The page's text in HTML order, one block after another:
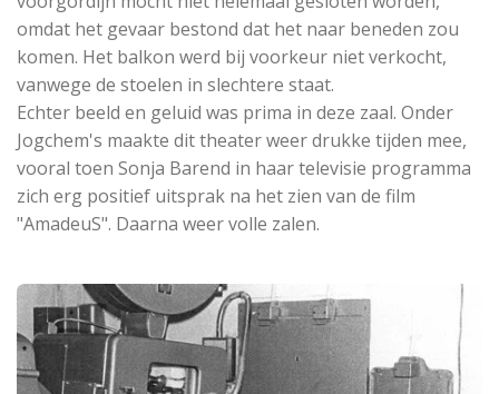
omdat het gevaar bestond dat het naar beneden zou
komen. Het balkon werd bij voorkeur niet verkocht,
vanwege de stoelen in slechtere staat.
Echter beeld en geluid was prima in deze zaal. Onder
Jogchem's maakte dit theater weer drukke tijden mee,
vooral toen Sonja Barend in haar televisie programma
zich erg positief uitsprak na het zien van de film
"AmadeuS". Daarna weer volle zalen.